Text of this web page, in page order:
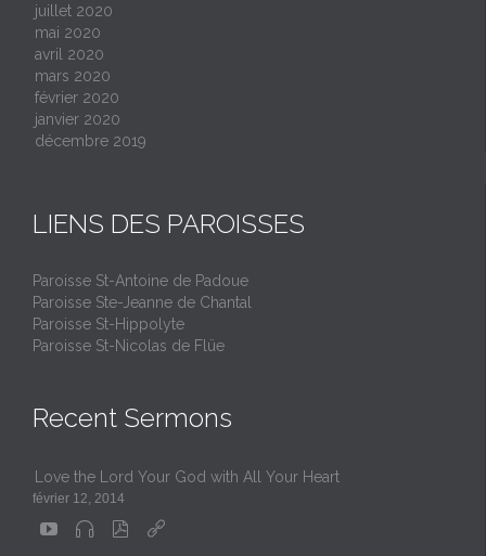
juillet 2020
mai 2020
avril 2020
mars 2020
février 2020
janvier 2020
décembre 2019
LIENS DES PAROISSES
Paroisse St-Antoine de Padoue
Paroisse Ste-Jeanne de Chantal
Paroisse St-Hippolyte
Paroisse St-Nicolas de Flüe
Recent Sermons
Love the Lord Your God with All Your Heart
février 12, 2014
   